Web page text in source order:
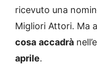
ricevuto una
Migliori Attori. Ma
cosa accadrà
aprile.